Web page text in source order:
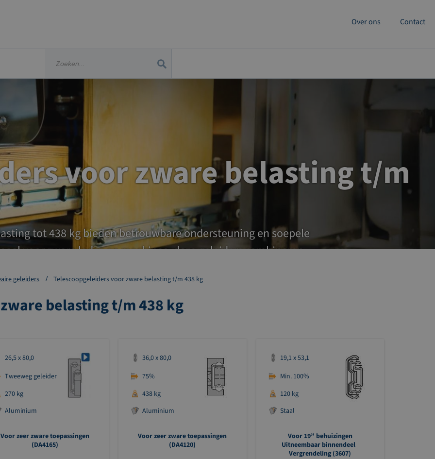
Over ons Contact
voor zware belasting t/m
tot 438 kg bieden betrouwbare ondersteuning en soepele
voor zware lades en machines, deze geleiders combineren
geleiders Telescoopgeleiders voor zware belasting t/m 438 kg
belasting t/m 438 kg
26,5 x 80,0
Tweeweg geleider
270 kg
Aluminium
Voor zeer zware toepassingen
(DA4165)
36,0 x 80,0
75%
438 kg
Aluminium
Voor zeer zware toepassingen
(DA4120)
19,1 x 53,1
Min. 100%
120 kg
Staal
Voor 19” behuizingen
Uitneembaar binnendeel
Vergrendeling (3607)